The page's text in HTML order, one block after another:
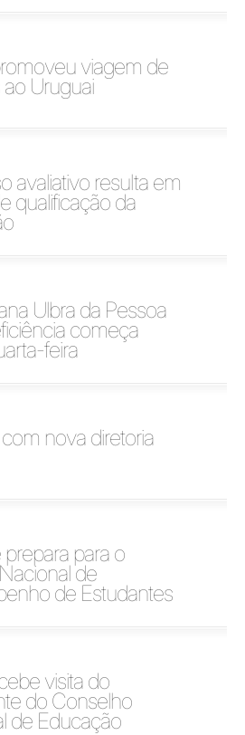
viagem de
Uruguai
avaliativo resulta em
qualificação da
Ulbra da Pessoa
começa
feira
nova diretoria
prepara para o
de
de Estudantes
visita do
do Conselho
de Educação